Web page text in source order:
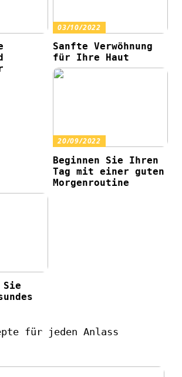
03/10/2022
Sanfte Verwöhnung
für Ihre Haut
20/09/2022
Beginnen Sie Ihren
Tag mit einer guten
Morgenroutine
Sie
für jeden Anlass